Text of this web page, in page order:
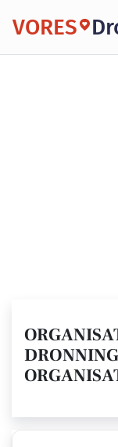
VORES